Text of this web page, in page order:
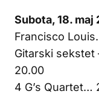
Subota, 18. maj
Francisco
Gitarski
20.00
4 G’s Quartet…